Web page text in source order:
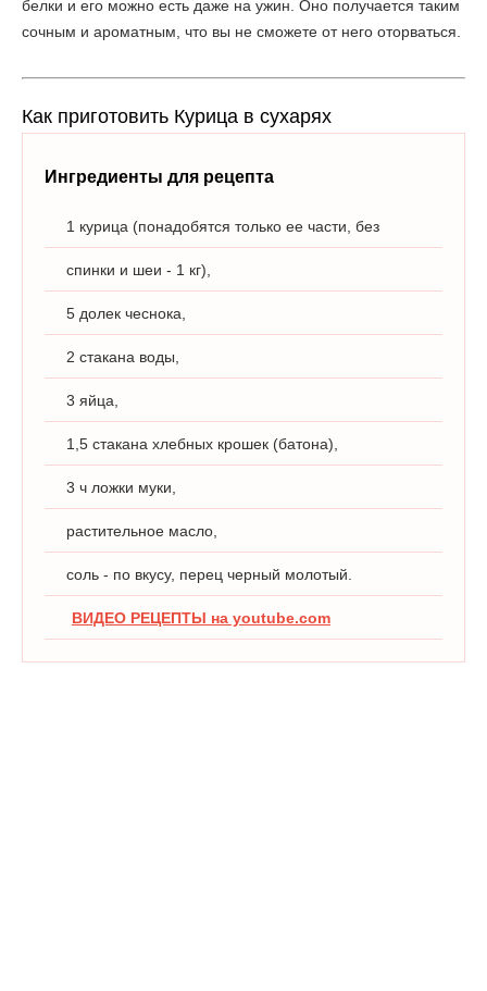
белки и его можно есть даже на ужин. Оно получается таким
сочным и ароматным, что вы не сможете от него оторваться.
Как приготовить Курица в сухарях
Ингредиенты для рецепта
1 курица (понадобятся только ее части, без
спинки и шеи - 1 кг),
5 долек чеснока,
2 стакана воды,
3 яйца,
1,5 стакана хлебных крошек (батона),
3 ч ложки муки,
растительное масло,
соль - по вкусу, перец черный молотый.
ВИДЕО РЕЦЕПТЫ на youtube.com